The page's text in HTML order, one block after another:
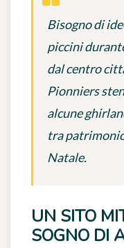
Bisogno di
piccini
dal centro
Pionniers
alcune
tra
Natale.
UN SITO
SOGNO DI